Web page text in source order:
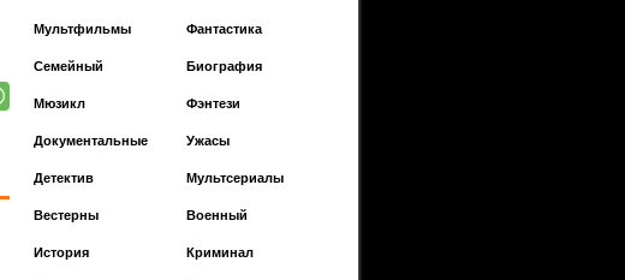
Мультфильмы Фантастика
Cемейный Биография
Мюзикл Фэнтези
Документальные Ужасы
Детектив Мультсериалы
Вестерны Военный
История Криминал